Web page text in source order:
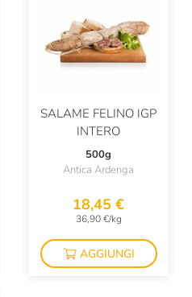
SALAME FELINO IGP
INTERO
500g
Antica Ardenga
18,45 €
36,90 €/kg
AGGIUNGI